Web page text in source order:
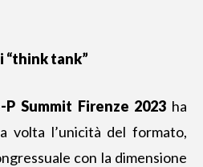
“think tank”
P Summit Firenze 2023 ha
volta l’unicità del formato,
con la dimensione